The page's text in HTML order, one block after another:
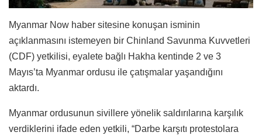
Myanmar Now haber sitesine konuşan isminin
açıklanmasını istemeyen bir Chinland Savunma Kuvvetleri
(CDF) yetkilisi, eyalete bağlı Hakha kentinde 2 ve 3
Mayıs’ta Myanmar ordusu ile çatışmalar yaşandığını
aktardı.
Myanmar ordusunun sivillere yönelik saldırılarına karşılık
verdiklerini ifade eden yetkili, “Darbe karşıtı protestolara